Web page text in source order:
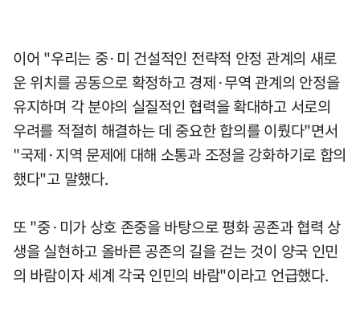
이어 "우리는 중·미 건설적인 전략적 안정 관계의 새로
운 위치를 공동으로 확정하고 경제·무역 관계의 안정을
유지하며 각 분야의 실질적인 협력을 확대하고 서로의
우려를 적절히 해결하는 데 중요한 합의를 이뤘다"면서
"국제·지역 문제에 대해 소통과 조정을 강화하기로 합의
했다"고 말했다.
또 "중·미가 상호 존중을 바탕으로 평화 공존과 협력 상
생을 실현하고 올바른 공존의 길을 걷는 것이 양국 인민
의 바람이자 세계 각국 인민의 바람"이라고 언급했다.